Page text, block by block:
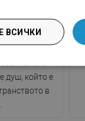
да бъдат
отляво, в
душ, който е
в
ВСИЧКИ